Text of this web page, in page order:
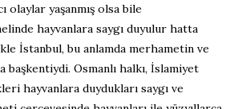
olaylar yaşanmış olsa bile
hayvanlara saygı duyulur hatta
İstanbul, bu anlamda merhametin ve
başkentiydi. Osmanlı halkı, İslamiyet
hayvanlara duydukları saygı ve